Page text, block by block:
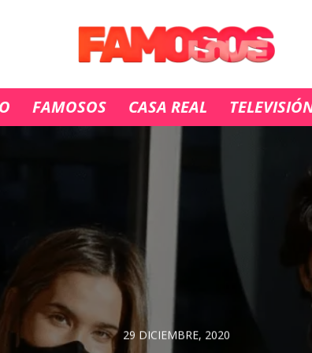
FAMOSOS CASA REAL
29 DICIEMBRE, 2020